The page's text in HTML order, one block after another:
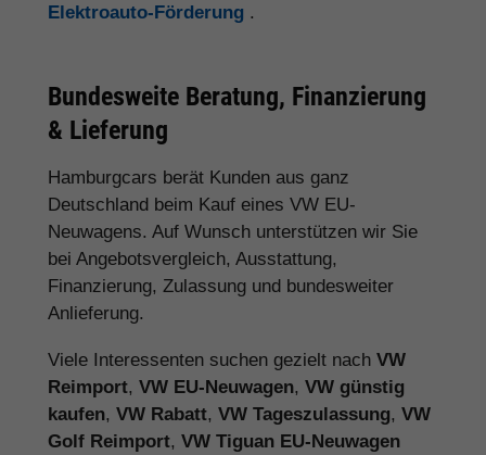
Elektroauto-Förderung .
Bundesweite Beratung, Finanzierung
& Lieferung
Hamburgcars berät Kunden aus ganz
Deutschland beim Kauf eines VW EU-
Neuwagens. Auf Wunsch unterstützen wir Sie
bei Angebotsvergleich, Ausstattung,
Finanzierung, Zulassung und bundesweiter
Anlieferung.
Viele Interessenten suchen gezielt nach VW
Reimport, VW EU-Neuwagen, VW günstig
kaufen, VW Rabatt, VW Tageszulassung, VW
Golf Reimport, VW Tiguan EU-Neuwagen